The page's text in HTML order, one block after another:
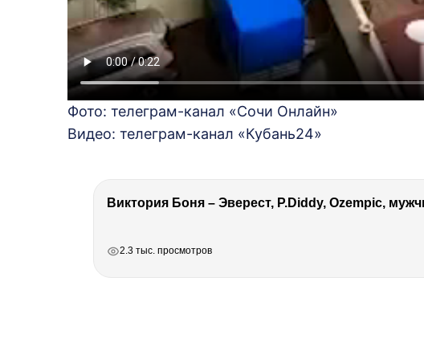
Фото: телеграм-канал «Сочи Онлайн»
Видео: телеграм-канал «Кубань24»
2.3 тыс. просмотров